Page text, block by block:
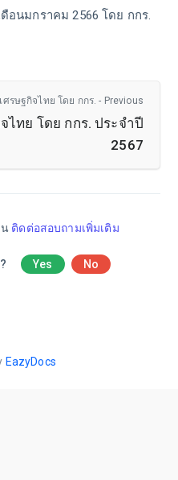
อนมกราคม 2566 โดย กกร.
ศรษฐกิจไทย โดย กกร. - Previous
ไทย โดย กกร. ประจำปี
2567
น ติดต่อสอบถามเพิ่มเติม
Yes No
EazyDocs